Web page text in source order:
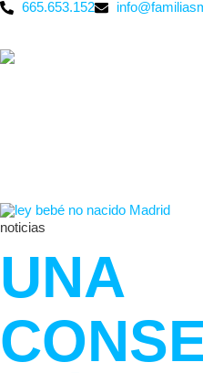
665.653.152
noticias
UNA